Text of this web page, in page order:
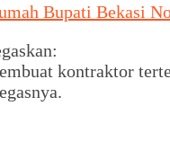
Bupati Bekasi
kontraktor